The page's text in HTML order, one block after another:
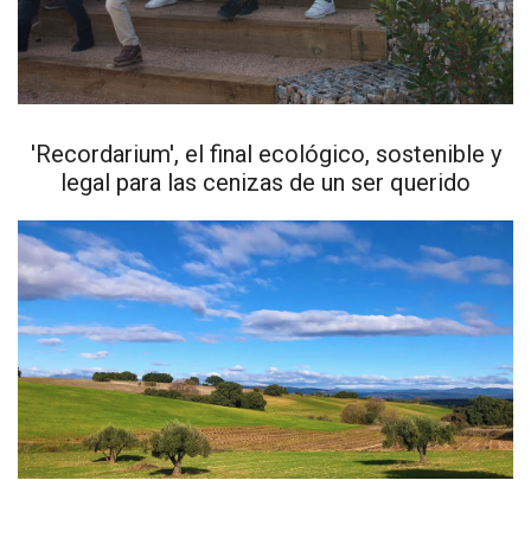
'Recordarium', el final ecológico, sostenible y
legal para las cenizas de un ser querido